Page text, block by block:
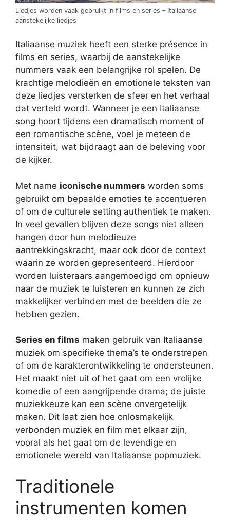
Liedjes worden vaak gebruikt in films en series – Italiaanse
aanstekelijke liedjes
Italiaanse muziek heeft een sterke présence in
films en series, waarbij de aanstekelijke
nummers vaak een belangrijke rol spelen. De
krachtige melodieën en emotionele teksten van
deze liedjes versterken de sfeer en het verhaal
dat verteld wordt. Wanneer je een Italiaanse
song hoort tijdens een dramatisch moment of
een romantische scène, voel je meteen de
intensiteit, wat bijdraagt aan de beleving voor
de kijker.
Met name iconische nummers worden soms
gebruikt om bepaalde emoties te accentueren
of om de culturele setting authentiek te maken.
In veel gevallen blijven deze songs niet alleen
hangen door hun melodieuze
aantrekkingskracht, maar ook door de context
waarin ze worden gepresenteerd. Hierdoor
worden luisteraars aangemoedigd om opnieuw
naar de muziek te luisteren en kunnen ze zich
makkelijker verbinden met de beelden die ze
hebben gezien.
Series en films maken gebruik van Italiaanse
muziek om specifieke thema’s te onderstrepen
of om de karakterontwikkeling te ondersteunen.
Het maakt niet uit of het gaat om een vrolijke
komedie of een aangrijpende drama; de juiste
muziekkeuze kan een scène onvergetelijk
maken. Dit laat zien hoe onlosmakelijk
verbonden muziek en film met elkaar zijn,
vooral als het gaat om de levendige en
emotionele wereld van Italiaanse popmuziek.
Traditionele
instrumenten komen